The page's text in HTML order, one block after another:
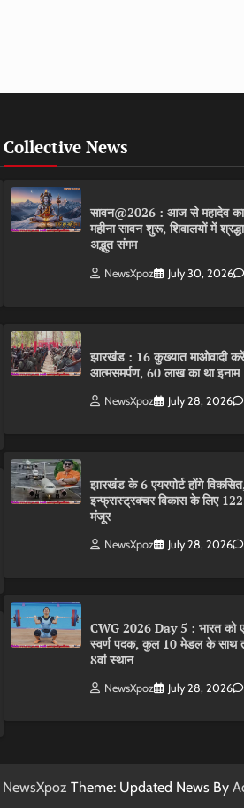
Collective News
सावन@2026 : आज से महादेव का
महीना सावन शुरू, शिवालयों में
अद्भुत संगम
NewsXpoz July 30, 2026
झारखंड : 16 कुख्यात माओवादी
आत्मसमर्पण, 60 लाख का था इनाम
NewsXpoz July 28, 2026
झारखंड के 6 एयरपोर्ट होंगे विकसित,
इन्फ्रास्ट्रक्चर विकास के लिए
मंजूर
NewsXpoz July 28, 2026
CWG 2026 Day 5 : भारत को
स्वर्ण पदक, कुल 10 मेडल के साथ
8वां स्थान
NewsXpoz July 28, 2026
NewsXpoz Theme: Updated News By